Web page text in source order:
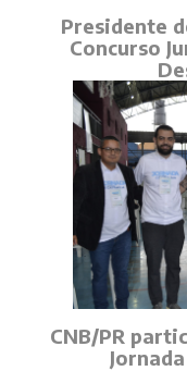
Presidente
Concurso
CNB/PR